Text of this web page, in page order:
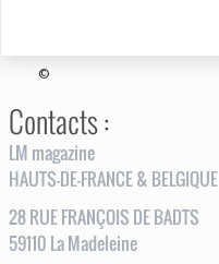
©
Contacts :
LM magazine
HAUTS-DE-FRANCE & BELGIQUE
28RUEFRANÇOIS DE BADTS
59110 La Madeleine